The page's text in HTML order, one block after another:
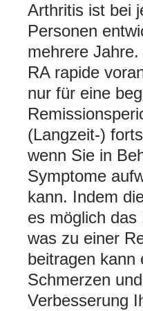
Arthritis ist bei
Personen
mehrere
RA rapide
nur für eine
(Langzeit-)
wenn Sie in
Symptome
kann. Indem
es möglich
was zu einer
beitragen kann
Schmerzen
Verbesserung